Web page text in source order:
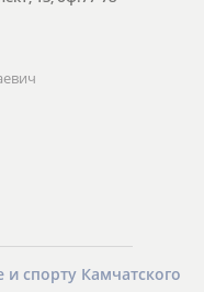
и спорту Камчатского